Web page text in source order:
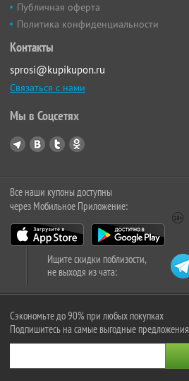
Публичная оферта
Политика конфиденциальности
Контакты
sprosi@kupikupon.ru
Связаться с нами
Мы в Соцсетях
Все наши купоны доступны
через Мобильное Приложение:
Ищите скидки поблизости,
не выходя из чата:
Сэкономьте до 90% при любых покупках
Подпишитесь на самые выгодные предложения